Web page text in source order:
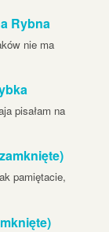
Rybna
nie ma
pisałam na
pamiętacie,